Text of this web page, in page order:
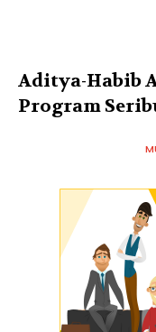
Aditya-Habib
Program